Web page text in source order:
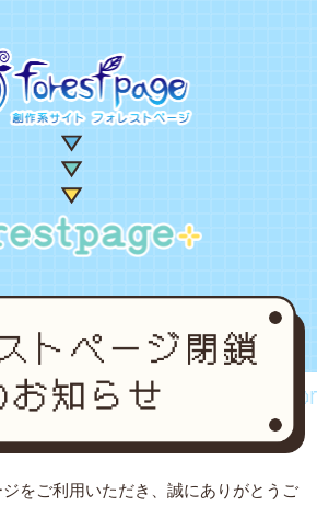
forever...2002~2024
をご利用いただき、誠にありがとうご